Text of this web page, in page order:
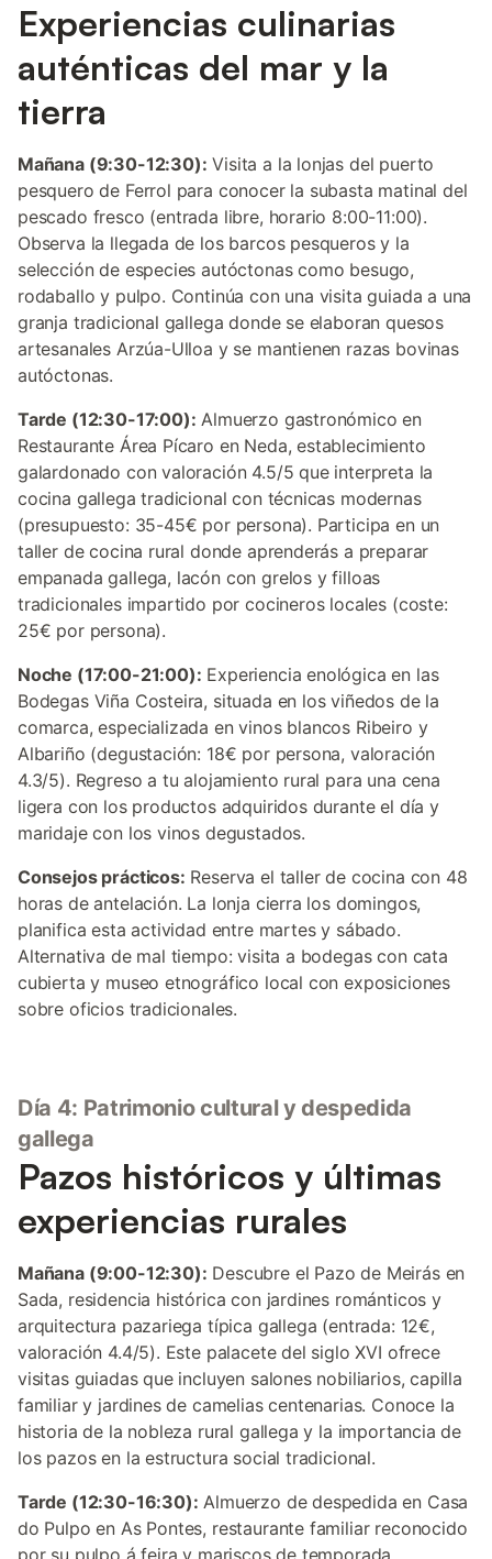
Experiencias culinarias
auténticas del mar y la
tierra
Mañana (9:30-12:30): Visita a la lonjas del puerto
pesquero de Ferrol para conocer la subasta matinal del
pescado fresco (entrada libre, horario 8:00-11:00).
Observa la llegada de los barcos pesqueros y la
selección de especies autóctonas como besugo,
rodaballo y pulpo. Continúa con una visita guiada a una
granja tradicional gallega donde se elaboran quesos
artesanales Arzúa-Ulloa y se mantienen razas bovinas
autóctonas.
Tarde (12:30-17:00): Almuerzo gastronómico en
Restaurante Área Pícaro en Neda, establecimiento
galardonado con valoración 4.5/5 que interpreta la
cocina gallega tradicional con técnicas modernas
(presupuesto: 35-45€ por persona). Participa en un
taller de cocina rural donde aprenderás a preparar
empanada gallega, lacón con grelos y filloas
tradicionales impartido por cocineros locales (coste:
25€ por persona).
Noche (17:00-21:00): Experiencia enológica en las
Bodegas Viña Costeira, situada en los viñedos de la
comarca, especializada en vinos blancos Ribeiro y
Albariño (degustación: 18€ por persona, valoración
4.3/5). Regreso a tu alojamiento rural para una cena
ligera con los productos adquiridos durante el día y
maridaje con los vinos degustados.
Consejos prácticos: Reserva el taller de cocina con 48
horas de antelación. La lonja cierra los domingos,
planifica esta actividad entre martes y sábado.
Alternativa de mal tiempo: visita a bodegas con cata
cubierta y museo etnográfico local con exposiciones
sobre oficios tradicionales.
Día 4: Patrimonio cultural y despedida
gallega
Pazos históricos y últimas
experiencias rurales
Mañana (9:00-12:30): Descubre el Pazo de Meirás en
Sada, residencia histórica con jardines románticos y
arquitectura pazariega típica gallega (entrada: 12€,
valoración 4.4/5). Este palacete del siglo XVI ofrece
visitas guiadas que incluyen salones nobiliarios, capilla
familiar y jardines de camelias centenarias. Conoce la
historia de la nobleza rural gallega y la importancia de
los pazos en la estructura social tradicional.
Tarde (12:30-16:30): Almuerzo de despedida en Casa
do Pulpo en As Pontes, restaurante familiar reconocido
por su pulpo á feira y mariscos de temporada